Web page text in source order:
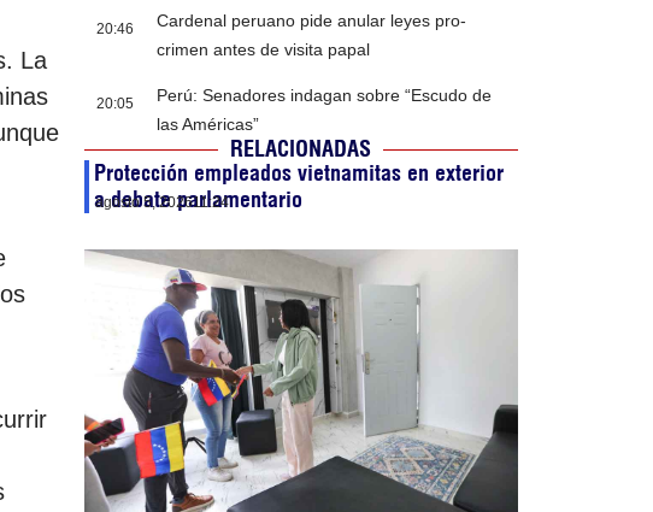
La
20:46
Cardenal peruano pide anular leyes pro-
crimen antes de visita papal
20:05
Perú: Senadores indagan sobre “Escudo de
las Américas”
RELACIONADAS
Protección empleados vietnamitas en exterior
a debate parlamentario
agosto 5, 202611:24